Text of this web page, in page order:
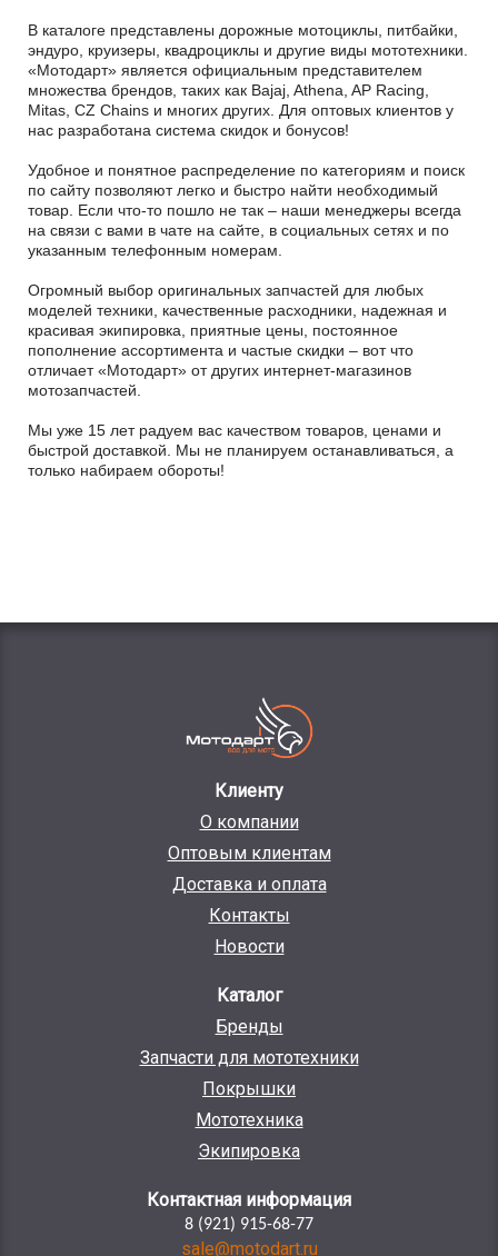
В каталоге представлены дорожные мотоциклы, питбайки,
эндуро, круизеры, квадроциклы и другие виды мототехники.
«Мотодарт» является официальным представителем
множества брендов, таких как Bajaj, Athena, AP Racing,
Mitas, CZ Chains и многих других. Для оптовых клиентов у
нас разработана система скидок и бонусов!
Удобное и понятное распределение по категориям и поиск
по сайту позволяют легко и быстро найти необходимый
товар. Если что-то пошло не так – наши менеджеры всегда
на связи с вами в чате на сайте, в социальных сетях и по
указанным телефонным номерам.
Огромный выбор оригинальных запчастей для любых
моделей техники, качественные расходники, надежная и
красивая экипировка, приятные цены, постоянное
пополнение ассортимента и частые скидки – вот что
отличает «Мотодарт» от других интернет-магазинов
мотозапчастей.
Мы уже 15 лет радуем вас качеством товаров, ценами и
быстрой доставкой. Мы не планируем останавливаться, а
только набираем обороты!
Клиенту
О компании
Оптовым клиентам
Доставка и оплата
Контакты
Новости
Каталог
Бренды
Запчасти для мототехники
Покрышки
Мототехника
Экипировка
Контактная информация
8 (921) 915-68-77
sale@motodart.ru